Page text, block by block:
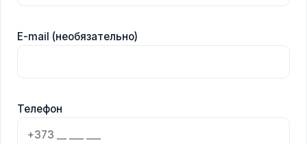
E-mail (необязательно)
Телефон